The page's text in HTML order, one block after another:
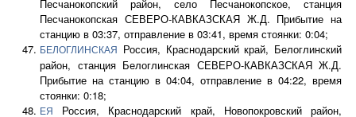
Песчанокопский район, село Песчанокопское, станция
Песчанокопская СЕВЕРО-КАВКАЗСКАЯ Ж.Д. Прибытие на
станцию в 03:37, отправление в 03:41, время стоянки: 0:04;
БЕЛОГЛИНСКАЯ
Россия, Краснодарский край, Белоглинский
район, станция Белоглинская СЕВЕРО-КАВКАЗСКАЯ Ж.Д.
Прибытие на станцию в 04:04, отправление в 04:22, время
стоянки: 0:18;
ЕЯ
Россия, Краснодарский край, Новопокровский район,